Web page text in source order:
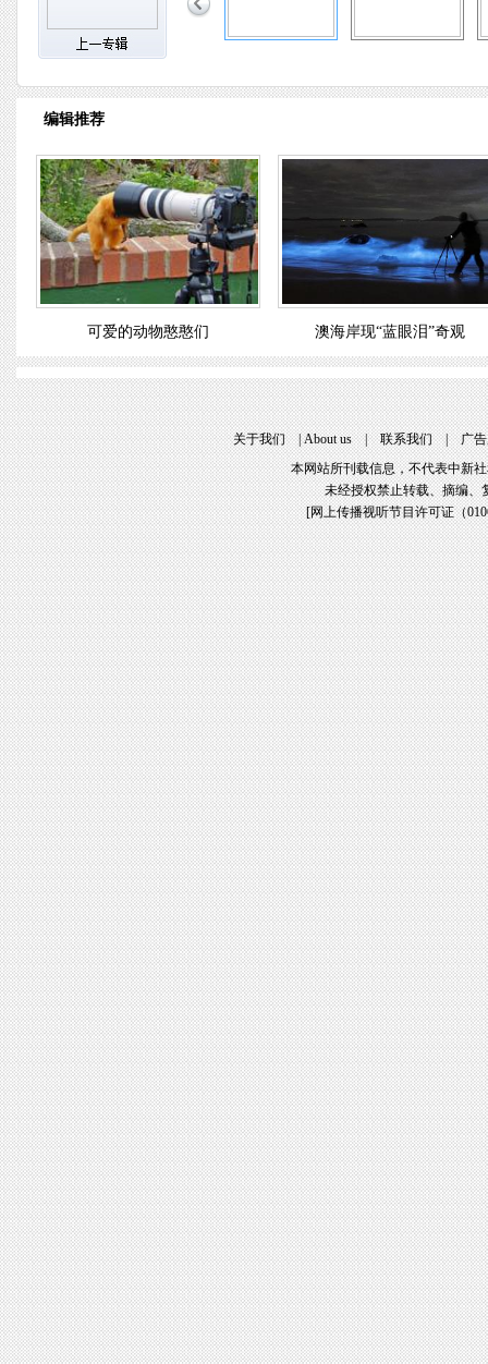
编辑推荐
可爱的动物憨憨们 澳海岸现“蓝眼泪”奇观
关于我们|About us|联系我们|广
本网站所刊载信息，不代表中新
未经授权禁止转载、摘编、
[网上传播视听节目许可证（